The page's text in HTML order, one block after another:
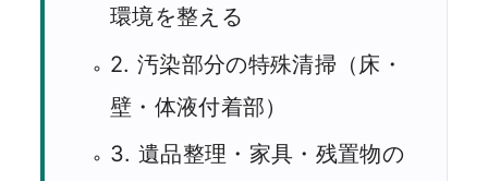
環境を整える
2. 汚染部分の特殊清掃（床・
壁・体液付着部）
3. 遺品整理・家具・残置物の